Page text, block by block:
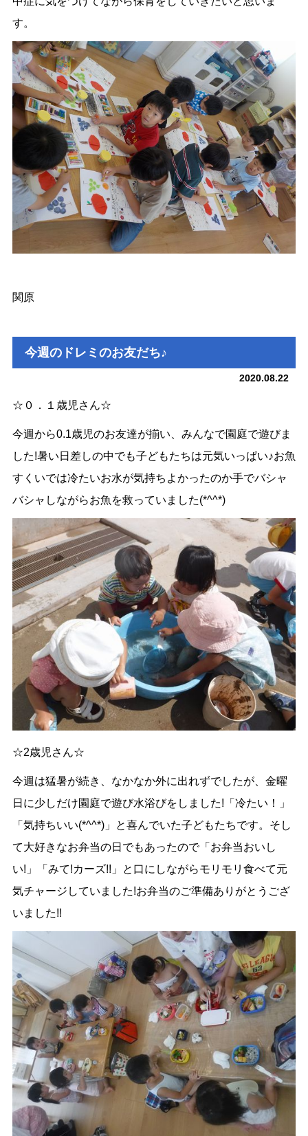
す。
関原
今週のドレミのお友だち♪
2020.08.22
☆０．１歳児さん☆
今週から0.1歳児のお友達が揃い、みんなで園庭で遊びま
した!暑い日差しの中でも子どもたちは元気いっぱい♪お魚
すくいでは冷たいお水が気持ちよかったのか手でバシャ
バシャしながらお魚を救っていました(*^^*)
☆2歳児さん☆
今週は猛暑が続き、なかなか外に出れずでしたが、金曜
日に少しだけ園庭で遊び水浴びをしました!「冷たい！」
「気持ちいい(*^^*)」と喜んでいた子どもたちです。そし
て大好きなお弁当の日でもあったので「お弁当おいし
い!」「みて!カーズ!!」と口にしながらモリモリ食べて元
気チャージしていました!お弁当のご準備ありがとうござ
いました!!